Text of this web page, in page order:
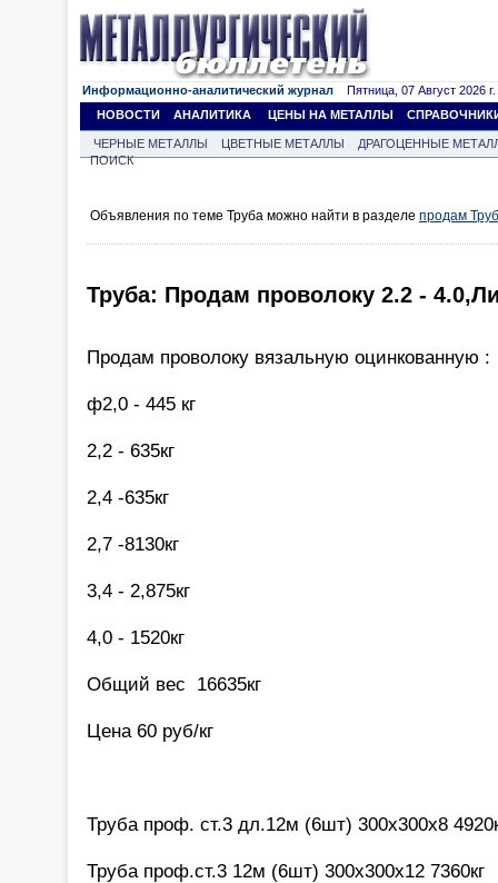
Информационно-аналитический журнал Пятница, 07 Август 2026 г.
НОВОСТИ
АНАЛИТИКА ЦЕНЫ НА МЕТАЛЛЫ
ЧЕРНЫЕ МЕТАЛЛЫ ЦВЕТНЫЕ МЕТАЛЛЫ
ДРАГОЦЕННЫЕ
ПОИСК
Объявления по теме Труба можно найти в разделе продам
Труба: Продам проволоку 2.2 -
Продам проволоку вязальную оцинкованную :
ф2,0 - 445 кг
2,2 - 635кг
2,4 -635кг
2,7 -8130кг
3,4 - 2,875кг
4,0 - 1520кг
Общий вес 16635кг
Цена 60 руб/кг
Труба проф. ст.3 дл.12м (6шт) 300х300х8
Труба проф.ст.3 12м (6шт) 300х300х12 7360кг